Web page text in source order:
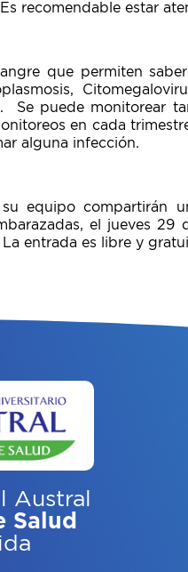
recomendable estar
que permiten
Se puede monitorear
en cada
alguna infección.
equipo compartirán
el jueves
entrada es libre y
Austral
Salud